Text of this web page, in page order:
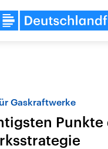
Gaskraftwerke
Punkte